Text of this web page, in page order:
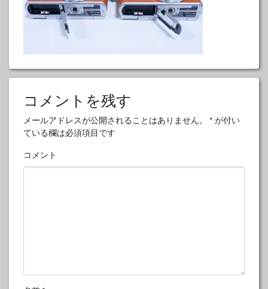
コメントを残す
メールアドレスが公開されることはありません。 * が付い
ている欄は必須項目です
コメント